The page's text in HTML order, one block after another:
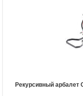
Рекурсивный арбалет